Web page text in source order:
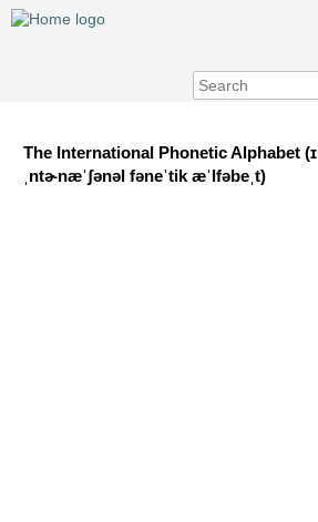
The International Phonetic Alphabet (ɪ
ˌntɚnæˈʃənəl fəneˈtik æˈlfəbeˌt)